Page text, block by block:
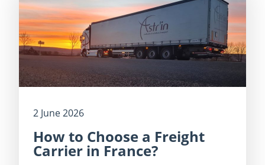
2 June 2026
How to Choose a Freight
Carrier in France?